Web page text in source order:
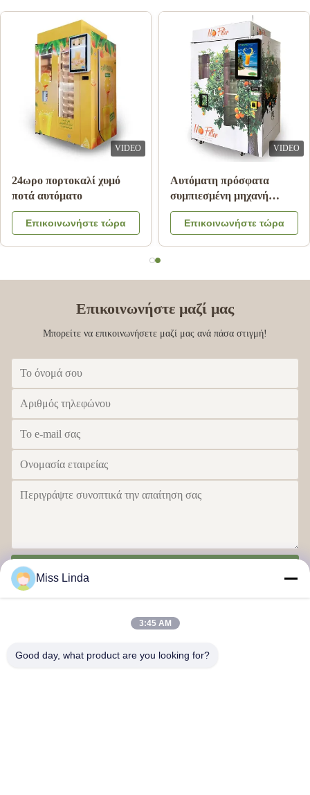
VIDEO
Η διπλή Slush πάγου
δεξαμενών μηχανή
παγωμένη πίνει το κοκτέιλ
φρούτων γάλακτος ποτών
Επικοινωνήστε τώρα
VIDEO
Μηχανή πώλησης χυμού
από πορτοκάλι πληρωμής
σημειώσεων με το
σύστημα ψύξης
Επικοινωνήστε τώρα
Επικοινωνήστε μαζί μας
Μπορείτε να επικοινωνήσετε μαζί μας ανά πάσα στιγμή!
Miss Linda
3:45 AM
Good day, what product are you looking for?